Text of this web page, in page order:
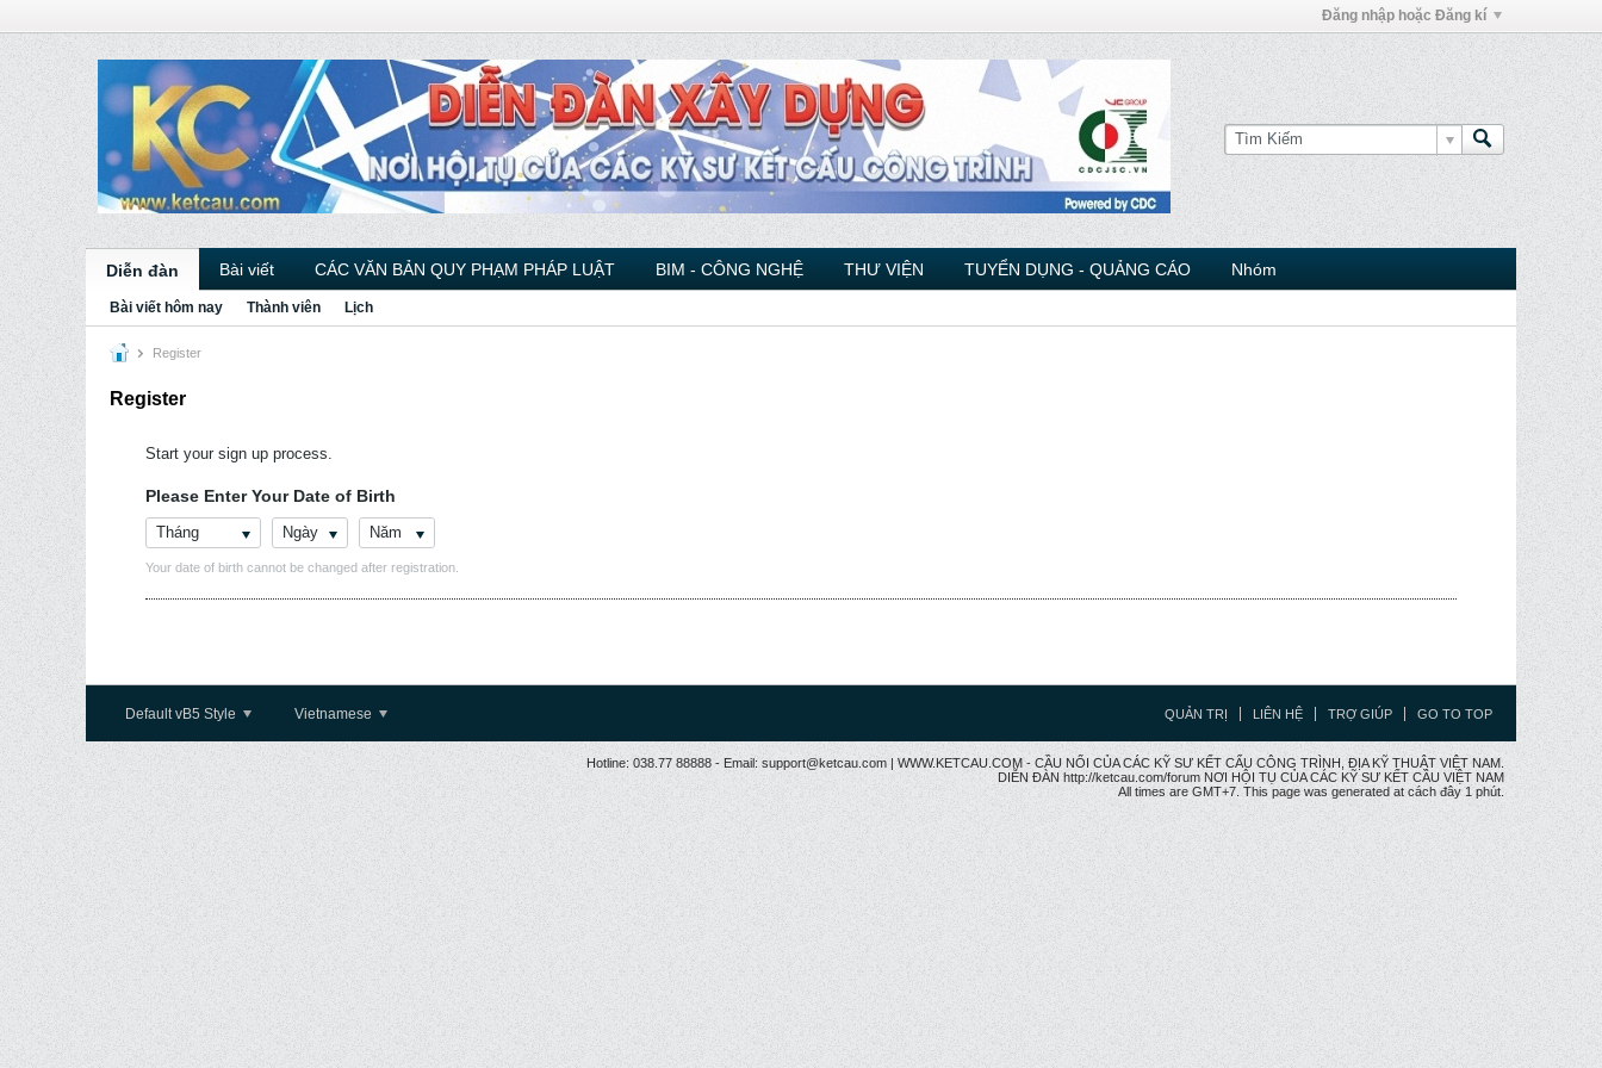
Đăng nhập hoặc Đăng kí
Diễn đàn Bài viết CÁC VĂN BẢN QUY PHẠM PHÁP LUẬT BIM - CÔNG NGHỆ THƯ VIỆN TUYỂN DỤNG - QUẢNG CÁO Nhóm
Bài viết hôm nay Thành viên Lịch
Register
Register
Start your sign up process.
Please Enter Your Date of Birth
Tháng Ngày Năm
Your date of birth cannot be changed after registration.
Default vB5 Style Vietnamese QUẢN TRỊ LIÊN HỆ TRỢ GIÚP GO TO TOP
Hotline: 038.77 88888 - Email: support@ketcau.com | WWW.KETCAU.COM - CẦU NỐI CỦA CÁC KỸ SƯ KẾT CẤU CÔNG TRÌNH, ĐỊA KỸ THUẬT VIỆT NAM.
DIỄN ĐÀN http://ketcau.com/forum NƠI HỘI TỤ CỦA CÁC KỸ SƯ KẾT CÂU VIỆT NAM
All times are GMT+7. This page was generated at cách đây 1 phút.